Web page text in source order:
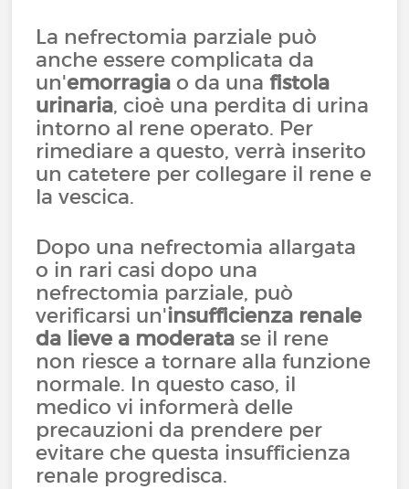
La nefrectomia parziale può
anche essere complicata da
un'emorragia o da unafistola
urinaria, cioè una perdita di urina
intorno al rene operato. Per
rimediare a questo, verrà inserito
un catetere per collegare il rene e
la vescica.
Dopo una nefrectomia allargata
o in rari casi dopo una
nefrectomia parziale, può
verificarsi un'insufficienza renale
da lieve a moderata se il rene
non riesce a tornare alla funzione
normale. In questo caso, il
medico vi informerà delle
precauzioni da prendere per
evitare che questa insufficienza
renale progredisca.